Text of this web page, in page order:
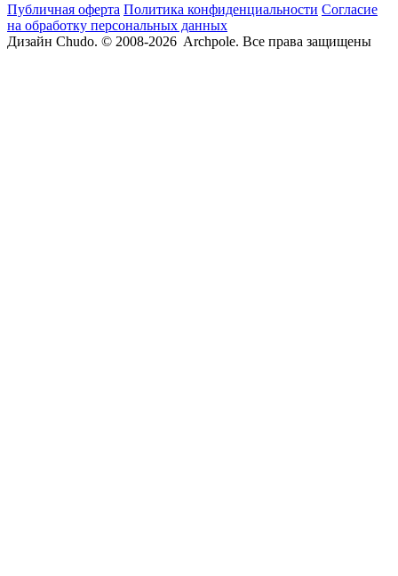
Публичная оферта Политика конфиденциальности Согласие
на обработку персональных данных
Дизайн Chudo. © 2008-2026 Archpole. Все права защищены